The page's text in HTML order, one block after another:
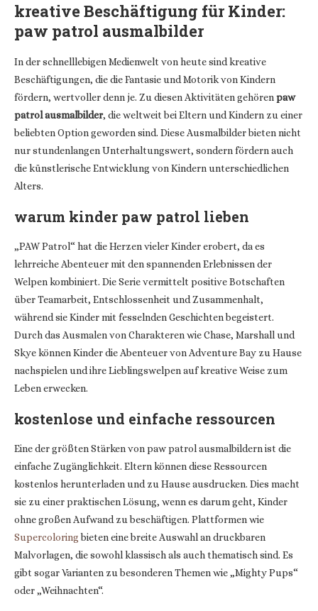
kreative Beschäftigung für Kinder:
paw patrol ausmalbilder
In der schnelllebigen Medienwelt von heute sind kreative
Beschäftigungen, die die Fantasie und Motorik von Kindern
fördern, wertvoller denn je. Zu diesen Aktivitäten gehörenpaw
patrol ausmalbilder, die weltweit bei Eltern und Kindern zu einer
beliebten Option geworden sind. Diese Ausmalbilder bieten nicht
nur stundenlangen Unterhaltungswert, sondern fördern auch
die künstlerische Entwicklung von Kindern unterschiedlichen
Alters.
warum kinder paw patrol lieben
„PAW Patrol“ hat die Herzen vieler Kinder erobert, da es
lehrreiche Abenteuer mit den spannenden Erlebnissen der
Welpen kombiniert. Die Serie vermittelt positive Botschaften
über Teamarbeit, Entschlossenheit und Zusammenhalt,
während sie Kinder mit fesselnden Geschichten begeistert.
Durch das Ausmalen von Charakteren wie Chase, Marshall und
Skye können Kinder die Abenteuer von Adventure Bay zu Hause
nachspielen und ihre Lieblingswelpen auf kreative Weise zum
Leben erwecken.
kostenlose und einfache ressourcen
Eine der größten Stärken von paw patrol ausmalbildern ist die
einfache Zugänglichkeit. Eltern können diese Ressourcen
kostenlos herunterladen und zu Hause ausdrucken. Dies macht
sie zu einer praktischen Lösung, wenn es darum geht, Kinder
ohne großen Aufwand zu beschäftigen. Plattformen wie
Supercoloringbieten eine breite Auswahl an druckbaren
Malvorlagen, die sowohl klassisch als auch thematisch sind. Es
gibt sogar Varianten zu besonderen Themen wie „Mighty Pups“
oder „Weihnachten“.